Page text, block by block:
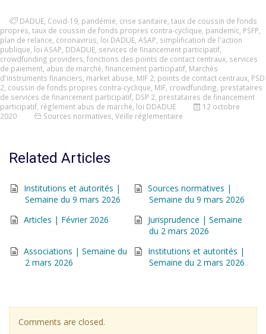
DADUE Covid-19 pandémie crise sanitaire taux de coussin de fonds
propres taux de coussin de fonds propres contra-cyclique pandemic PSFP
plan de relance coronavirus loi DADUE ASAP simplification de l'action
publique loi ASAP DDADUE services de financement participatif
crowdfunding providers fonctions des points de contact centraux services
de paiement abus de marché financement participatif Marchés
d'instruments financiers market abuse MIF 2 points de contact centraux PSD
2 coussin de fonds propres contra-cyclique MIF crowdfunding prestataires
de services de financement participatif DSP 2 prestataires de financement
participatif règlement abus de marché loi DDADUE
12 octobre
2020
Sources normatives Veille réglementaire
Related Articles
Institutions et autorités |
Semaine du 9 mars 2026
Sources normatives |
Semaine du 9 mars 2026
Articles | Février 2026
Jurisprudence | Semaine
du 2 mars 2026
Associations | Semaine du
2 mars 2026
Institutions et autorités |
Semaine du 2 mars 2026
Comments are closed.